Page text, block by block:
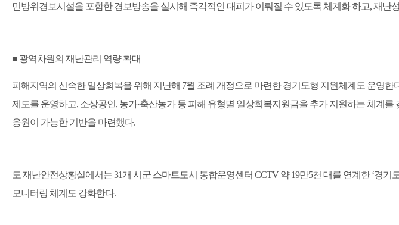
민방위경보시설을 포함한 경보방송을 실시해 즉각적인 대피가 이뤄질 수 있도록 체계화 하고,재난
■ 광역차원의 재난관리 역량 확대
피해지역의 신속한 일상회복을 위해 지난해 7월 조례 개정으로 마련한 경기도형 지원체계도 운영한
제도를 운영하고, 소상공인 , 농가·축산농가 등 피해 유형별 일상회복지원금을 추가 지원하는 체계를
응원이 가능한 기반을 마련했다.
도 재난안전상황실에서는31개 시군 스마트도시 통합운영센터 CCTV약19만5천 대를 연계한‘경기
모니터링 체계도 강화한다.